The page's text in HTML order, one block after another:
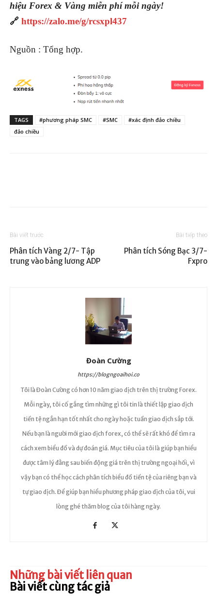
hiệu Forex & Vàng miễn phí mỗi ngày!
🔗 https://zalo.me/g/rcsxpl437
Nguồn : Tổng hợp.
TAGS #phương pháp SMC #SMC
#xác định đảo chiều
đảo chiều
Bài viết trước
Phân tích Vàng 2/7- Tập
trung vào bảng lương ADP
Bài tiếp theo
Phân tích Sóng Bạc 3/7-
Fxpro
Đoàn Cường
https://blogngoaihoi.co
Tôi là Đoàn Cường có hơn 10 năm giao dịch trên thị trường Forex.
Mỗi ngày, tôi cố gắng tìm những gì tôi tin là thiết lập giao dịch
tiền tệ ngắn hạn tốt nhất cho ngày hoặc tuần giao dịch sắp tới.
Nếu bạn là người mới giao dịch forex, có thể sẽ rất khó để tìm ra
cách xem biểu đồ và dự đoán giá. Mục tiêu của tôi là giúp bạn hiểu
được tâm lý đằng sau biến động giá trên thị trường ngoại hối, vì
vậy bạn có thể học cách phân tích biểu đồ tiền tệ của riêng bạn và
tự giao dịch. Để giúp bạn hiểu phương pháp giao dịch của tôi, vui
lòng ghé thăm blog của tôi hàng ngày.
Những bài viết liên quan
Bài viết cùng tác giả